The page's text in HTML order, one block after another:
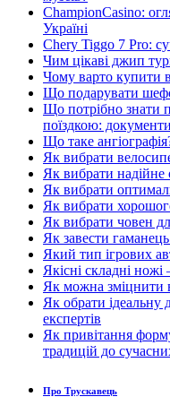
ChampionCasino:
Україні
Chery Tiggo 7 Pro:
Чим цікаві джип
Чому варто купити
Що подарувати
Що потрібно знати
поїздкою:
Що таке
Як вибрати
Як вибрати надійне
Як вибрати
Як вибрати
Як вибрати човен
Як завести
Який тип ігрових
Якісні складні
Як можна зміцнити
Як обрати
експертів
Як привітання
традицій до
Про Трускавець